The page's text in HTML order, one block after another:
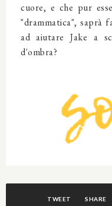
cuore, e che pur
"drammatica", saprà
ad aiutare Jake a
d'ombra?
TWEET SHARE